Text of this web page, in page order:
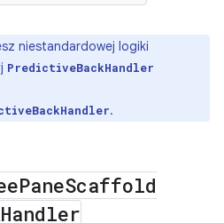
niestandardowej logiki
PredictiveBackHandler
.
PaneScaffold
Handler